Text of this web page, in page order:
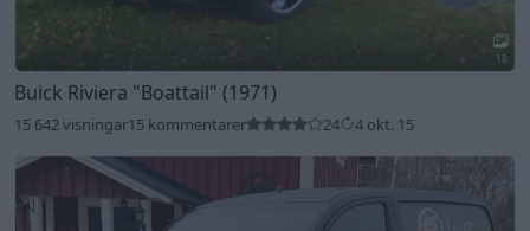
18
Buick Riviera "Boattail" (1971)
15 642 visningar15 kommentarer 24 4 okt. 15